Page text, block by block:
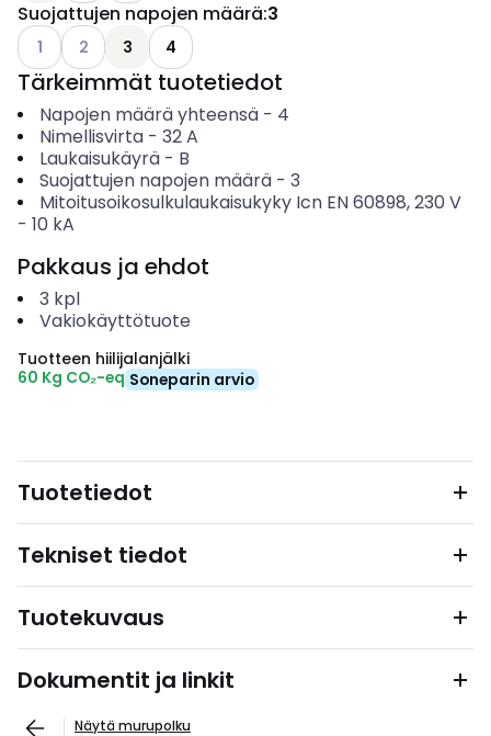
Suojattujen napojen määrä:3
Katso käytettävissä olevat vaihtoehdot
1 Katso käytettävissä olevat vaihtoehdot
2 3 4
Tärkeimmät tuotetiedot
Napojen määrä yhteensä- 4
Nimellisvirta- 32A
Laukaisukäyrä- B
Suojattujen napojen määrä- 3
Mitoitusoikosulkulaukaisukyky Icn EN 60898, 230 V
- 10 kA
Pakkaus ja ehdot
3 kpl
Vakiokäyttötuote
Tuotteen hiilijalanjälki
60 Kg CO₂-eq Soneparin arvio
Tuotetiedot
Tekniset tiedot
Tuotekuvaus
Dokumentit ja linkit
Näytä murupolku